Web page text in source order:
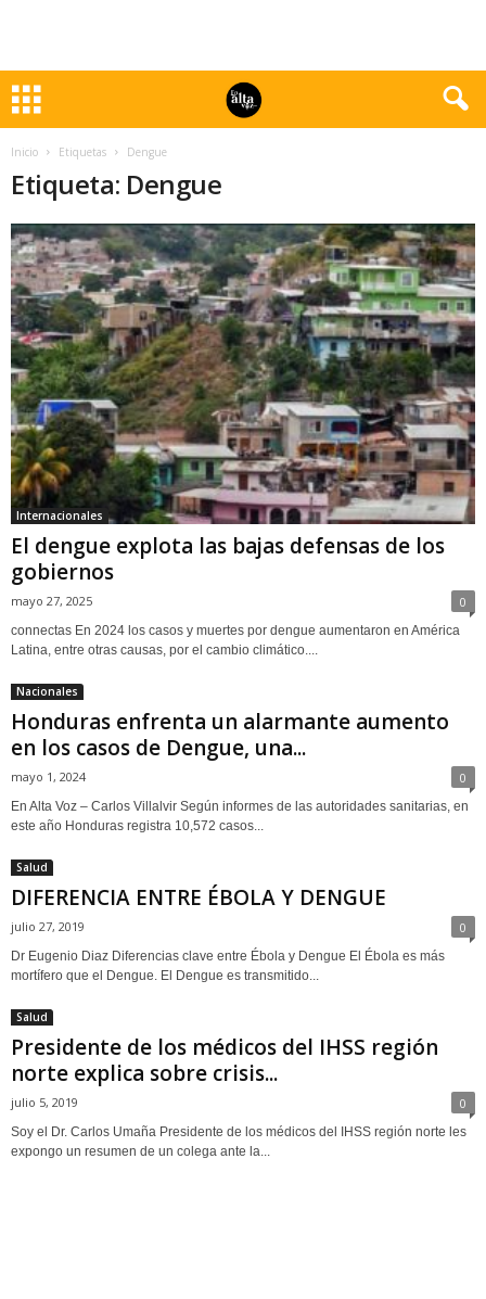
Inicio Etiquetas Dengue
Etiqueta: Dengue
Internacionales
El dengue explota las bajas defensas de los
gobiernos
mayo 27, 2025 0
connectas En 2024 los casos y muertes por dengue aumentaron en América
Latina, entre otras causas, por el cambio climático....
Nacionales
Honduras enfrenta un alarmante aumento
en los casos de Dengue, una...
mayo 1, 2024 0
En Alta Voz – Carlos Villalvir Según informes de las autoridades sanitarias, en
este año Honduras registra 10,572 casos...
Salud
DIFERENCIA ENTRE ÉBOLA Y DENGUE
julio 27, 2019 0
Dr Eugenio Diaz Diferencias clave entre Ébola y Dengue El Ébola es más
mortífero que el Dengue. El Dengue es transmitido...
Salud
Presidente de los médicos del IHSS región
norte explica sobre crisis...
julio 5, 2019 0
Soy el Dr. Carlos Umaña Presidente de los médicos del IHSS región norte les
expongo un resumen de un colega ante la...